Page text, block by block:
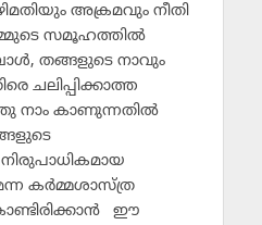
അക്രമവും നീതി
സമൂഹത്തില്‍
തങ്ങളുടെ നാവും
ചലിപ്പിക്കാത്ത
നാം കാണുന്നതില്‍
കര്‍മ്മശാസ്ത്ര
ഈ